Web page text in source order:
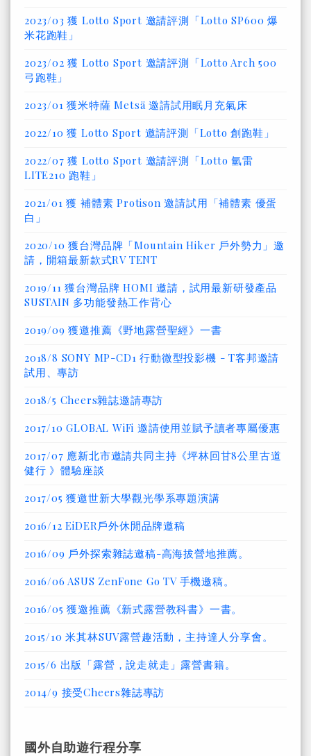
2023/03 獲 Lotto Sport 邀請評測「Lotto SP600 爆
米花跑鞋」
2023/02 獲 Lotto Sport 邀請評測「Lotto Arch 500
弓跑鞋」
2023/01 獲米特薩 Metsä 邀請試用眠月充氣床
2022/10 獲 Lotto Sport 邀請評測「Lotto 創跑鞋」
2022/07 獲 Lotto Sport 邀請評測「Lotto 氫雷
LITE210 跑鞋」
2021/01 獲 補體素 Protison 邀請試用「補體素 優蛋
白」
2020/10 獲台灣品牌「Mountain Hiker 戶外勢力」邀
請，開箱最新款式RV TENT
2019/11 獲台灣品牌 HOMI 邀請，試用最新研發產品
SUSTAIN 多功能發熱工作背心
2019/09 獲邀推薦《野地露營聖經》一書
2018/8 SONY MP-CD1 行動微型投影機 - T客邦邀請
試用、專訪
2018/5 Cheers雜誌邀請專訪
2017/10 GLOBAL WiFi 邀請使用並賦予讀者專屬優惠
2017/07 應新北市邀請共同主持《坪林回甘8公里古道
健行 》體驗座談
2017/05 獲邀世新大學觀光學系專題演講
2016/12 EiDER戶外休閒品牌邀稿
2016/09 戶外探索雜誌邀稿-高海拔營地推薦。
2016/06 ASUS ZenFone Go TV 手機邀稿。
2016/05 獲邀推薦《新式露營教科書》一書。
2015/10 米其林SUV露營趣活動，主持達人分享會。
2015/6 出版「露營，說走就走」露營書籍。
2014/9 接受Cheers雜誌專訪
國外自助遊行程分享